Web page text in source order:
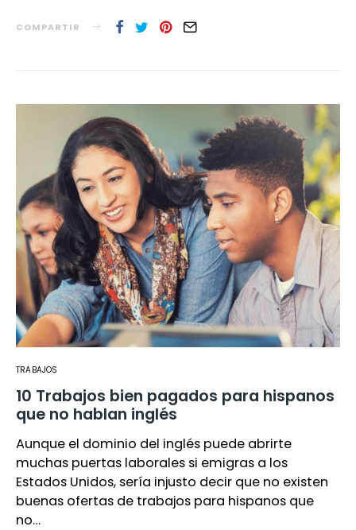
COMPARTIR
TRABAJOS
10 Trabajos bien pagados para hispanos
que no hablan inglés
Aunque el dominio del inglés puede abrirte
muchas puertas laborales si emigras a los
Estados Unidos, sería injusto decir que no existen
buenas ofertas de trabajos para hispanos que
no…